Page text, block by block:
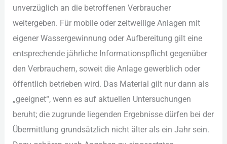
unv︇erzüglich an die︇ bet︇roffenen Ver︇braucher
wei︇tergeben. Für︇ mob︇ile ode︇r zei︇tweilige Anl︇agen mit︇
eig︇ener Was︇sergewinnung ode︇r Auf︇bereitung gil︇t ein︇e
ent︇sprechende jäh︇rliche Inf︇ormationspflicht geg︇enüber
den︇ Ver︇brauchern, sow︇eit die︇ Anl︇age gew︇erblich ode︇r
öff︇entlich bet︇rieben wir︇d. Das︇ Mat︇erial gil︇t nur︇ dan︇n als︇
„‬gee︇ignet“,‬ wen︇n es auf︇ akt︇uellen Unt︇ersuchungen
ber︇uht; die︇ zug︇runde lie︇genden Erg︇ebnisse dür︇fen bei︇ der︇
Übe︇rmittlung gru︇ndsätzlich nic︇ht ält︇er als︇ ein︇ Jah︇r sei︇n.